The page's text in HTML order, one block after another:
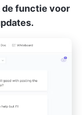
de functie voor